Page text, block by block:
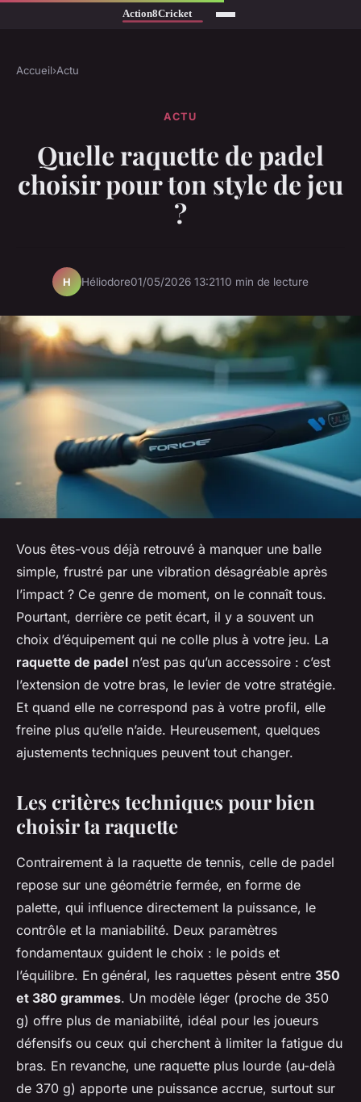
Accueil›Actu
ACTU
Quelle raquette de padel
choisir pour ton style de jeu
?
H Héliodore01/05/2026 13:2110 min de lecture
Vous êtes-vous déjà retrouvé à manquer une balle
simple, frustré par une vibration désagréable après
l’impact ? Ce genre de moment, on le connaît tous.
Pourtant, derrière ce petit écart, il y a souvent un
choix d’équipement qui ne colle plus à votre jeu. La
raquette de padel n’est pas qu’un accessoire : c’est
l’extension de votre bras, le levier de votre stratégie.
Et quand elle ne correspond pas à votre profil, elle
freine plus qu’elle n’aide. Heureusement, quelques
ajustements techniques peuvent tout changer.
Les critères techniques pour bien
choisir ta raquette
Contrairement à la raquette de tennis, celle de padel
repose sur une géométrie fermée, en forme de
palette, qui influence directement la puissance, le
contrôle et la maniabilité. Deux paramètres
fondamentaux guident le choix : le poids et
l’équilibre. En général, les raquettes pèsent entre 350
et 380 grammes. Un modèle léger (proche de 350
g) offre plus de maniabilité, idéal pour les joueurs
défensifs ou ceux qui cherchent à limiter la fatigue du
bras. En revanche, une raquette plus lourde (au-delà
de 370 g) apporte une puissance accrue, surtout sur